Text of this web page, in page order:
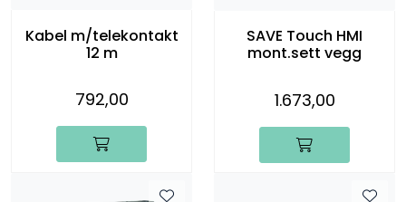
Kabel m/telekontakt
12 m
792,00
SAVE Touch HMI
mont.sett vegg
1.673,00